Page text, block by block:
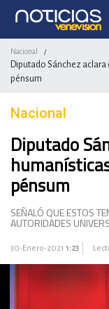
Nacional /
Diputado Sánchez
pénsum
Nacional
Diputado
pénsum
SEÑALÓ QUE ESTOS
AUTORIDADES
30-Enero-2021 1:23